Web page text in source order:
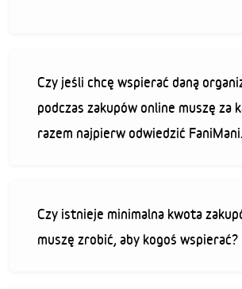
Czy jeśli chcę wspierać daną
podczas zakupów online muszę za
razem najpierw odwiedzić
Czy istnieje minimalna kwota
muszę zrobić, aby kogoś wspierać?